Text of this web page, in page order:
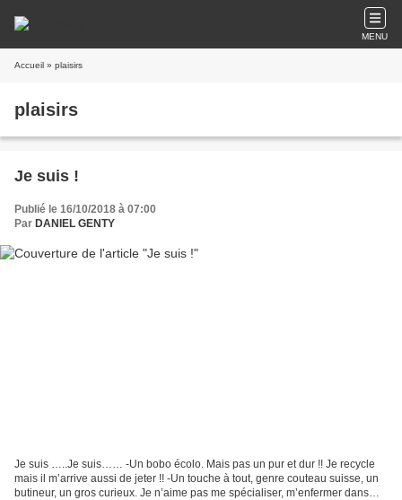
MENU
Accueil » plaisirs
plaisirs
Je suis !
Publié le 16/10/2018 à 07:00
Par DANIEL GENTY
Je suis …..Je suis…… -Un bobo écolo. Mais pas un pur et dur !! Je recycle
mais il m’arrive aussi de jeter !! -Un touche à tout, genre couteau suisse, un
butineur, un gros curieux. Je n’aime pas me spécialiser, m’enfermer dans